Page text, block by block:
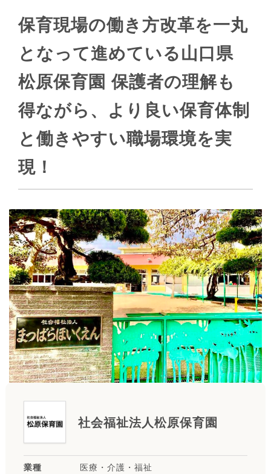
保育現場の働き方改革を一丸
となって進めている山口県
松原保育園 保護者の理解も
得ながら、より良い保育体制
と働きやすい職場環境を実
現！
社会福祉法人松原保育園
業種
医療・介護・福祉